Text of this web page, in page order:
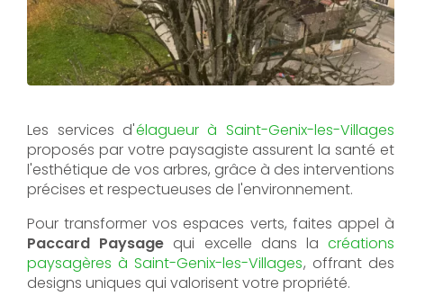
Les services d'élagueur à Saint-Genix-les-Villages
proposés par votre paysagiste assurent la santé et
l'esthétique de vos arbres, grâce à des interventions
précises et respectueuses de l'environnement.
Pour transformer vos espaces verts, faites appel à
Paccard Paysage qui excelle dans la créations
paysagères à Saint-Genix-les-Villages, offrant des
designs uniques qui valorisent votre propriété.